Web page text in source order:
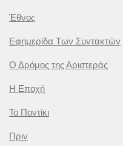
Έθνος
Εφημερίδα Των Συντακτών
Ο Δρόμος της Αριστεράς
Η Εποχή
Το Ποντίκι
Πριν